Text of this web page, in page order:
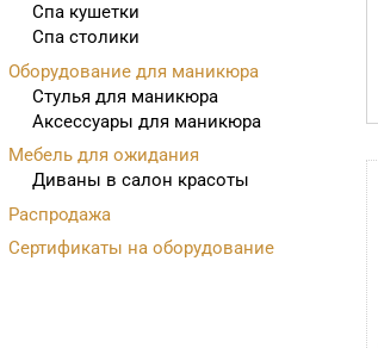
Спа кушетки
Спа столики
Оборудование для маникюра
Стулья для маникюра
Аксессуары для маникюра
Мебель для ожидания
Диваны в салон красоты
Распродажа
Сертификаты на оборудование